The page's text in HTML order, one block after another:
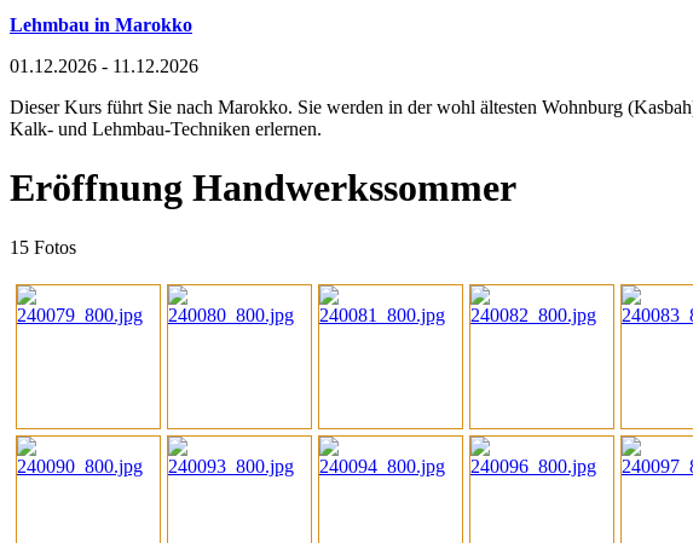
Lehmbau in Marokko
01.12.2026 - 11.12.2026
Dieser Kurs führt Sie nach Marokko. Sie werden in der wohl ältesten Wohnburg
Kalk- und Lehmbau-Techniken erlernen.
Eröffnung Handwerkssommer
15 Fotos